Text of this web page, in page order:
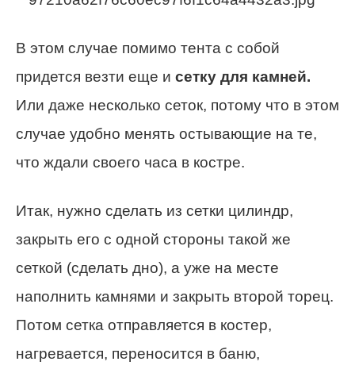
В этом случае помимо тента с собой
придется везти еще и сетку для камней.
Или даже несколько сеток, потому что в этом
случае удобно менять остывающие на те,
что ждали своего часа в костре.
Итак, нужно сделать из сетки цилиндр,
закрыть его с одной стороны такой же
сеткой (сделать дно), а уже на месте
наполнить камнями и закрыть второй торец.
Потом сетка отправляется в костер,
нагревается, переносится в баню,